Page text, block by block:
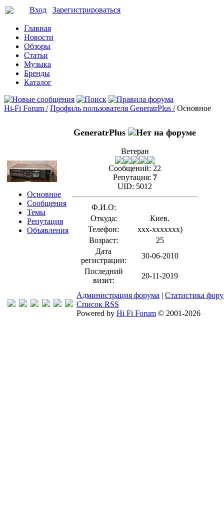
Вход Зарегистрироваться
Главная
Новости
Обзоры
Статьи
Музыка
Бренды
Каталог
Hi-Fi Forum / Профиль пользователя GeneratrPlus / Основное
Основное
Сообщения
Темы
Репутация
Объявления
GeneratrPlus
Ветеран
Сообщений: 22
Репутация: 7
UID: 5012
Ф.И.О:
Откуда:
Киев.
Телефон:
xxx-xxxxxxx)
Возраст:
25
Дата
регистрации:
30-06-2010
Последний
визит:
20-11-2019
Администрация форума | Статистика
Список RSS
Powered by Hi Fi Forum © 2001-2026